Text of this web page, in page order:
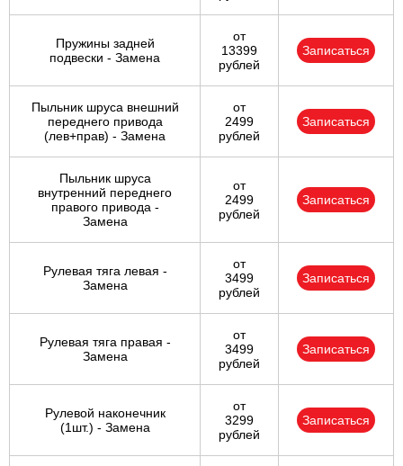
Пружины задней
подвески - Замена
от
13399
рублей
Записаться
Пыльник шруса внешний
переднего привода
(лев+прав) - Замена
от
2499
рублей
Записаться
Пыльник шруса
внутренний переднего
правого привода -
Замена
от
2499
рублей
Записаться
Рулевая тяга левая -
Замена
от
3499
рублей
Записаться
Рулевая тяга правая -
Замена
от
3499
рублей
Записаться
Рулевой наконечник
(1шт.) - Замена
от
3299
рублей
Записаться